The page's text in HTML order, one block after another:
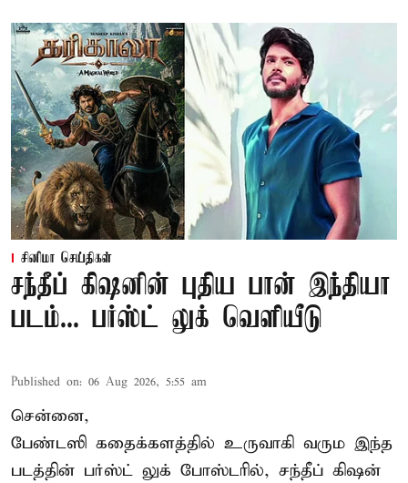
சினிமா செய்திகள்
சந்தீப் கிஷனின் புதிய பான் இந்தியா
படம்... பர்ஸ்ட் லுக் வெளியீடு
Published on: 06 Aug 2026, 5:55 am
சென்னை,
பேண்டஸி கதைக்களத்தில் உருவாகி வரும இந்த
படத்தின் பர்ஸ்ட் லுக் போஸ்டரில், சந்தீப் கிஷன்